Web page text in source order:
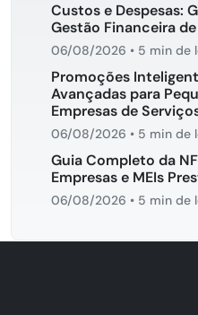
Custos e Despesas:
Gestão Financeira de
06/08/2026 • 5 min de
Promoções
Avançadas para
Empresas de
06/08/2026 • 5 min de
Guia Completo da
Empresas e MEIs
06/08/2026 • 5 min de